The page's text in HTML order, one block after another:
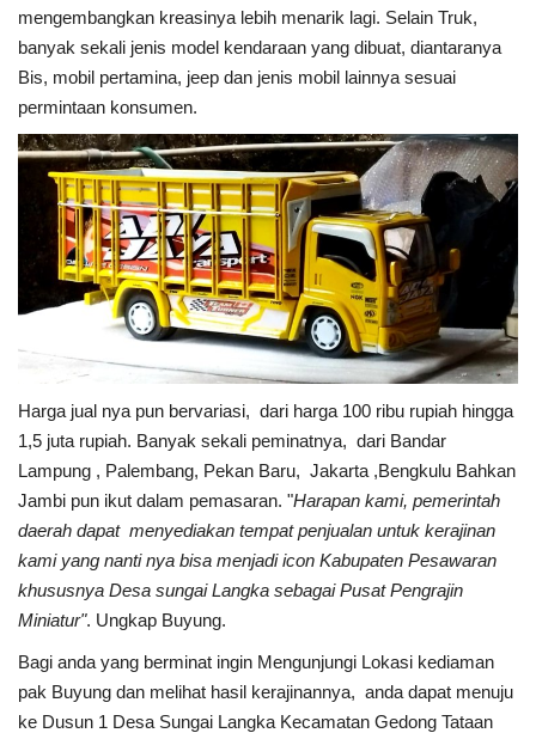
mengembangkan kreasinya lebih menarik lagi. Selain Truk,
banyak sekali jenis model kendaraan yang dibuat, diantaranya
Bis, mobil pertamina, jeep dan jenis mobil lainnya sesuai
permintaan konsumen.
Harga jual nya pun bervariasi, dari harga 100 ribu rupiah hingga
1,5 juta rupiah. Banyak sekali peminatnya, dari Bandar
Lampung , Palembang, Pekan Baru, Jakarta ,Bengkulu Bahkan
Jambi pun ikut dalam pemasaran. "Harapan kami, pemerintah
daerah dapat menyediakan tempat penjualan untuk kerajinan
kami yang nanti nya bisa menjadi icon Kabupaten Pesawaran
khususnya Desa sungai Langka sebagai Pusat Pengrajin
Miniatur". Ungkap Buyung.
Bagi anda yang berminat ingin Mengunjungi Lokasi kediaman
pak Buyung dan melihat hasil kerajinannya, anda dapat menuju
ke Dusun 1 Desa Sungai Langka Kecamatan Gedong Tataan